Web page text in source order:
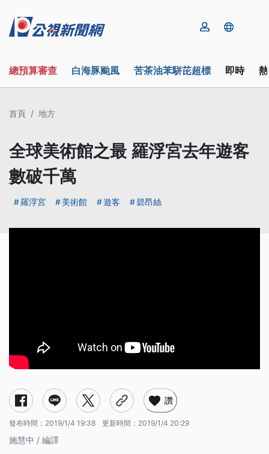
總預算審查 白海豚颱風 苦茶油苯駢芘超標 即時
首頁 地方
全球美術館之最 羅浮宮去年遊客
數破千萬
羅浮宮 美術館 遊客 碧昂絲
讚
發布時間： 2019/1/4 19:38 更新時間： 2019/1/4 20:29
施慧中 / 編譯